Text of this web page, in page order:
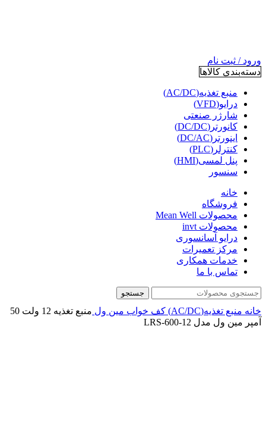
ورود / ثبت نام
دسته‌بندی کالاها
منبع تغذیه(AC/DC)
درایو(VFD)
شارژر صنعتی
کانورتر(DC/DC)
اینورتر(DC/AC)
کنترلر(PLC)
پنل لمسی(HMI)
سنسور
خانه
فروشگاه
محصولات Mean Well
محصولات invt
درایو آسانسوری
مرکز تعمیرات
خدمات همکاری
تماس با ما
جستجو
خانه منبع تغذیه(AC/DC) کف خواب مین ول
منبع تغذیه 12 ولت 50
آمپر مین ول مدل LRS-600-12